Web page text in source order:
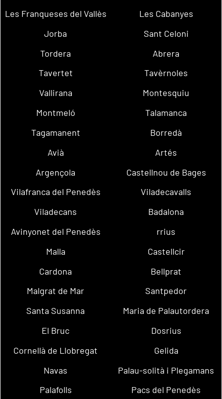
Les Franqueses del Vallès
Les Cabanyes
Jorba
Sant Celoni
Tordera
Abrera
Tavertet
Tavèrnoles
Vallirana
Montesquiu
Montmeló
Talamanca
Tagamanent
Borredà
Avià
Artés
Argençola
Castellnou de Bages
Vilafranca del Penedès
Viladecavalls
Viladecans
Badalona
Avinyonet del Penedès
rrius
Malla
Castellcir
Cardona
Bellprat
Malgrat de Mar
Santpedor
Santa Susanna
Maria de Palautordera
El Bruc
Dosrius
Cornellà de Llobregat
Gelida
Navas
Palau-solità i Plegamans
Palafolls
Pacs del Penedès